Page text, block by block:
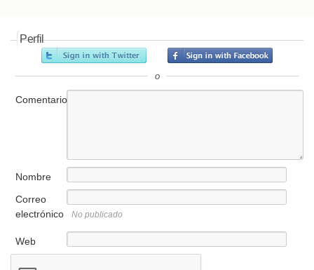
Perfil
o
Comentario
Nombre
Correo
electrónico
No publicado
Web